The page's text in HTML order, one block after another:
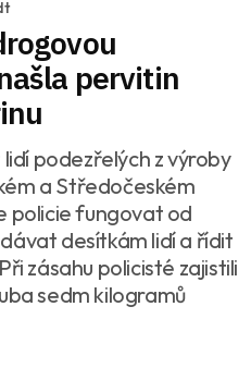
pervitin
podezřelých z výroby
a Středočeském
policie fungovat od
desítkám lidí a řídit
zásahu policisté zajistili
sedm kilogramů